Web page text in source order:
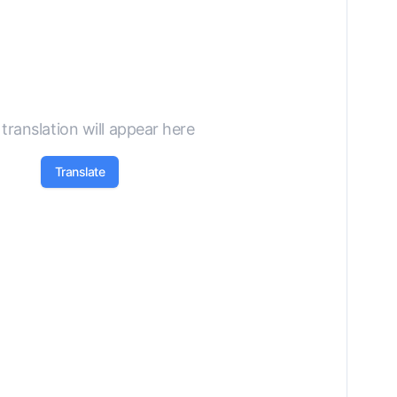
will appear here
Translate